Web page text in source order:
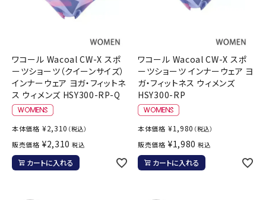
ワコール Wacoal CW-X スポ
ーツショーツ（クイーンサイズ）
インナーウェア ヨガ・フィットネ
ス ウィメンズ HSY300-RP-Q
本体価格 ¥2,310 （税込）
販売価格 ¥2,310 税込
カートに入れる
ワコール Wacoal CW-X スポ
ーツショーツ インナーウェア ヨ
ガ・フィットネス ウィメンズ
HSY300-RP
本体価格 ¥1,980 （税込）
販売価格 ¥1,980 税込
カートに入れる